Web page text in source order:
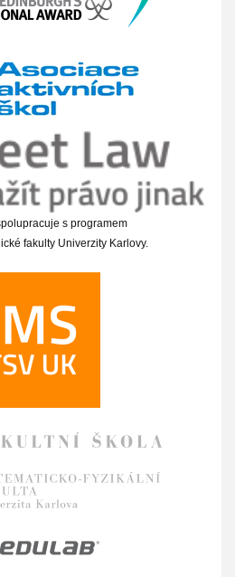
s programem
fakulty Univerzity Karlovy.